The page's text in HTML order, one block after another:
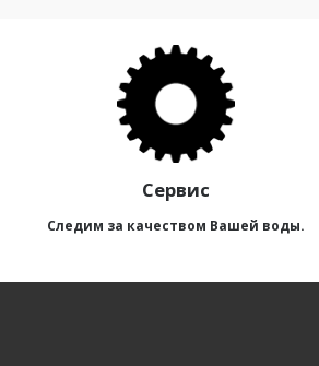
Сервис
Следим за качеством Вашей воды.